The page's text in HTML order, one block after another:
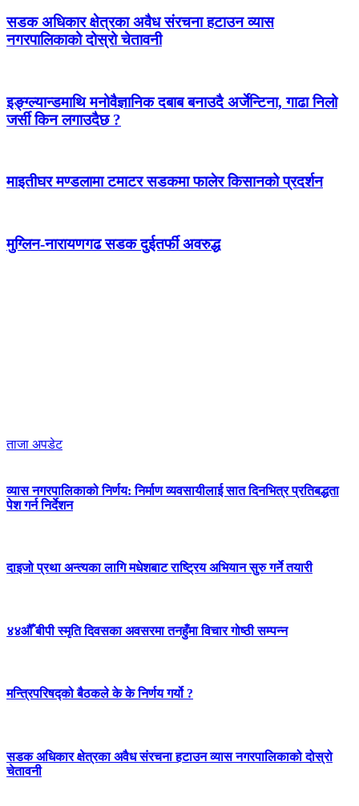
सडक अधिकार क्षेत्रका अवैध संरचना हटाउन व्यास
नगरपालिकाको दोस्रो चेतावनी
इङ्ग्ल्यान्डमाथि मनोवैज्ञानिक दबाब बनाउदै अर्जेन्टिना, गाढा निलो
जर्सी किन लगाउदैछ ?
माइतीघर मण्डलामा टमाटर सडकमा फालेर किसानको प्रदर्शन
मुग्लिन-नारायणगढ सडक दुईतर्फी अवरुद्ध
ताजा अपडेट
व्यास नगरपालिकाको निर्णय: निर्माण व्यवसायीलाई सात दिनभित्र प्रतिबद्धता
पेश गर्न निर्देशन
दाइजो प्रथा अन्त्यका लागि मधेशबाट राष्ट्रिय अभियान सुरु गर्ने तयारी
४४औँ बीपी स्मृति दिवसका अवसरमा तनहुँमा विचार गोष्ठी सम्पन्न
मन्त्रिपरिषद्को बैठकले के के निर्णय गर्यो ?
सडक अधिकार क्षेत्रका अवैध संरचना हटाउन व्यास नगरपालिकाको दोस्रो
चेतावनी